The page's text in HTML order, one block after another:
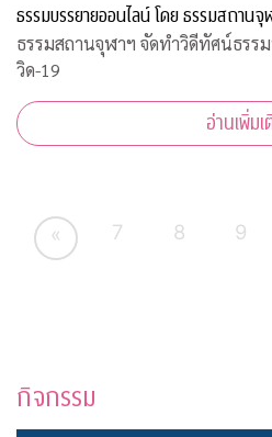
ธรรมบรรยายออนไลน์ โดย ธรรมสถานจุ
ธรรมสถานจุฬาฯ จัดทำวิดีทัศน์ธรร
วิด-19
อ่านเพิ่มเ
« 7 8 9
กิจกรรม